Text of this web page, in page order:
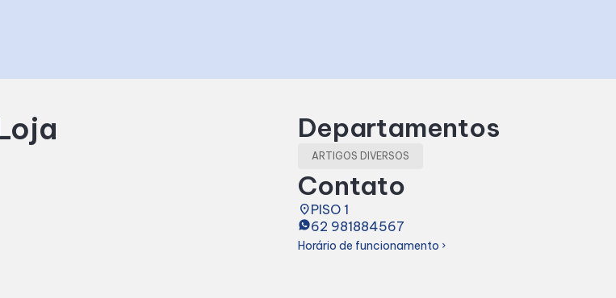
Departamentos
ARTIGOS DIVERSOS
Contato
placePISO 1
62 981884567
Horário de funcionamento chevron_right